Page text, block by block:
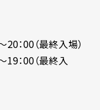
：00（最終入場）
：00（最終入